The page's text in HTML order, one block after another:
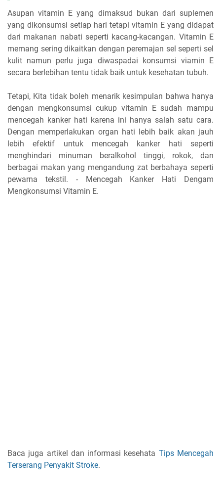
Asupan vitamin E yang dimaksud bukan dari suplemen
yang dikonsumsi setiap hari tetapi vitamin E yang didapat
dari makanan nabati seperti kacang-kacangan. Vitamin E
memang sering dikaitkan dengan peremajan sel seperti sel
kulit namun perlu juga diwaspadai konsumsi viamin E
secara berlebihan tentu tidak baik untuk kesehatan tubuh.
Tetapi, Kita tidak boleh menarik kesimpulan bahwa hanya
dengan mengkonsumsi cukup vitamin E sudah mampu
mencegah kanker hati karena ini hanya salah satu cara.
Dengan memperlakukan organ hati lebih baik akan jauh
lebih efektif untuk mencegah kanker hati seperti
menghindari minuman beralkohol tinggi, rokok, dan
berbagai makan yang mengandung zat berbahaya seperti
pewarna tekstil. - Mencegah Kanker Hati Dengam
Mengkonsumsi Vitamin E.
Baca juga artikel dan informasi kesehata Tips Mencegah
Terserang Penyakit Stroke.